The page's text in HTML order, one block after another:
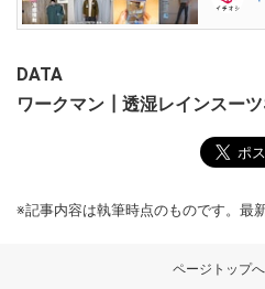
DATA
ワークマン┃透湿レインスー
※記事内容は執筆時点のものです。最
ページトップ